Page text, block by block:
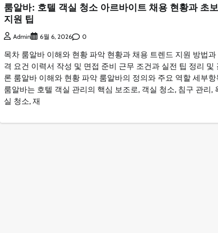
룸알바: 호텔 객실 청소 아르바이트 채용 현황과 초보
지원 팁
Admin 6월 6, 2026 0
목차 룸알바 이해와 현황 파악 현황과 채용 트렌드 지원 방법과
격 요건 이력서 작성 및 면접 준비 근무 조건과 실전 팁 정리 및
론 룸알바 이해와 현황 파악 룸알바의 정의와 주요 역할 세부항
룸알바는 호텔 객실 관리의 핵심 보조로, 객실 청소, 침구 관리,
실 청소, 재